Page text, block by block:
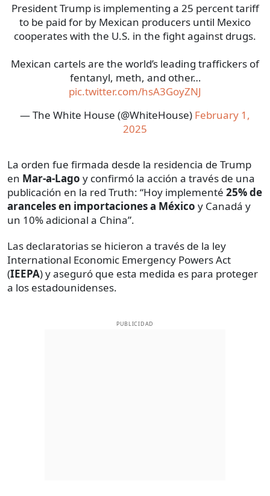
President Trump is implementing a 25 percent tariff
to be paid for by Mexican producers until Mexico
cooperates with the U.S. in the fight against drugs.
Mexican cartels are the world’s leading traffickers of
fentanyl, meth, and other…
pic.twitter.com/hsA3GoyZNJ
— The White House (@WhiteHouse) February 1,
2025
La orden fue firmada desde la residencia de Trump
en Mar-a-Lago y confirmó la acción a través de una
publicación en la red Truth: “Hoy implementé 25% de
aranceles en importaciones a México y Canadá y
un 10% adicional a China”.
Las declaratorias se hicieron a través de la ley
International Economic Emergency Powers Act
(IEEPA) y aseguró que esta medida es para proteger
a los estadounidenses.
PUBLICIDAD